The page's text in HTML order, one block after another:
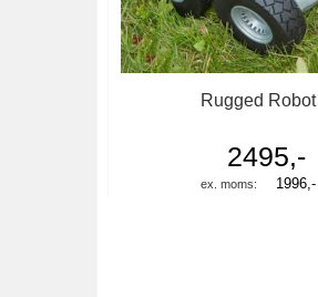
Rugged Robot
2495,-
1996,-